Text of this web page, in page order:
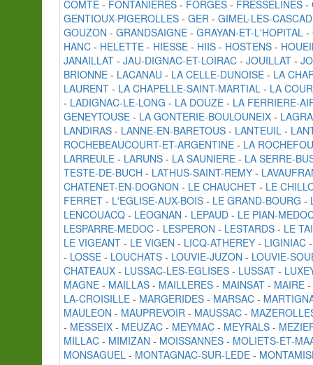
COMTE - FONTANIERES - FORGES - FRESSELINES -
GENTIOUX-PIGEROLLES - GER - GIMEL-LES-
GOUZON - GRANDSAIGNE - GRAYAN-ET-L'HOPITAL -
HANC - HELETTE - HIESSE - HIIS - HOSTENS -
JANAILLAT - JAU-DIGNAC-ET-LOIRAC - JOUILLAT -
BRIONNE - LACANAU - LA CELLE-DUNOISE - LA
LAURENT - LA CHAPELLE-SAINT-MARTIAL - LA
- LADIGNAC-LE-LONG - LA DOUZE - LA FERRIERE-
GENEYTOUSE - LA GONTERIE-BOULOUNEIX -
LANDIRAS - LANNE-EN-BARETOUS - LANTEUIL -
ROCHEBEAUCOURT-ET-ARGENTINE - LA
LARREULE - LARUNS - LA SAUNIERE - LA SERRE-
TESTE-DE-BUCH - LATHUS-SAINT-REMY -
CHATENET-EN-DOGNON - LE CHAUCHET - LE
FERRET - L'EGLISE-AUX-BOIS - LE GRAND-BOURG -
LENCOUACQ - LEOGNAN - LEPAUD - LE PIAN-
LESPARRE-MEDOC - LESPERON - LESTARDS - LE
LE VIGEANT - LE VIGEN - LICQ-ATHEREY - LIGINIAC
- LOSSE - LOUCHATS - LOUVIE-JUZON - LOUVIE-
CHATEAUX - LUSSAC-LES-EGLISES - LUSSAT -
MAGNE - MAILLAS - MAILLERES - MAINSAT - MAIRE -
LA-CROISILLE - MARGERIDES - MARSAC -
MAULEON - MAUPREVOIR - MAUSSAC -
- MESSEIX - MEUZAC - MEYMAC - MEYRALS -
MILLAC - MIMIZAN - MOISSANNES - MOLIETS-ET-
MONSAGUEL - MONTAGNAC-SUR-LEDE -